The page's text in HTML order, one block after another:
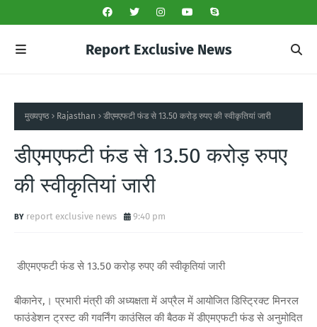
Report Exclusive News
मुख्यपृष्ठ Rajasthan डीएमएफटी फंड से 13.50 करोड़ रुपए की स्वीकृतियां जारी
डीएमएफटी फंड से 13.50 करोड़ रुपए
की स्वीकृतियां जारी
report exclusive news 9:40 pm
डीएमएफटी फंड से 13.50 करोड़ रुपए की स्वीकृतियां जारी
बीकानेर,। प्रभारी मंत्री की अध्यक्षता में अप्रैल में आयोजित डिस्ट्रिक्ट मिनरल
फाउंडेशन ट्रस्ट की गवर्निंग काउंसिल की बैठक में डीएमएफटी फंड से अनुमोदित